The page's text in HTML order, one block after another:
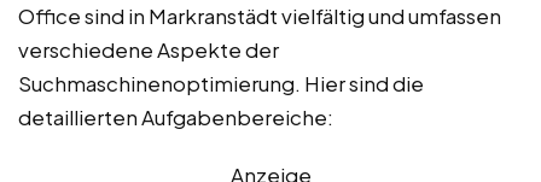
Office sind in Markranstädt vielfältig und umfassen
verschiedene Aspekte der
Suchmaschinenoptimierung. Hier sind die
detaillierten Aufgabenbereiche:
Anzeige